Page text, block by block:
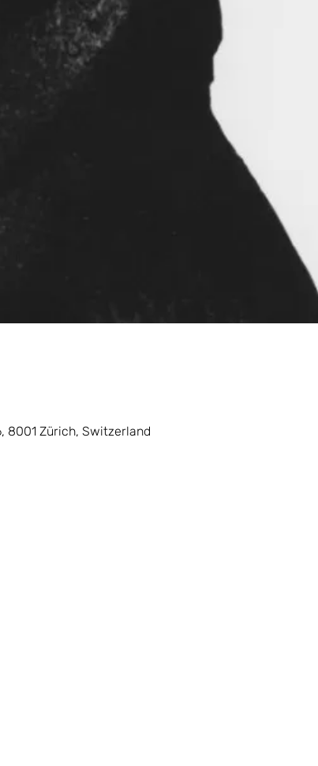
8001 Zürich, Switzerland